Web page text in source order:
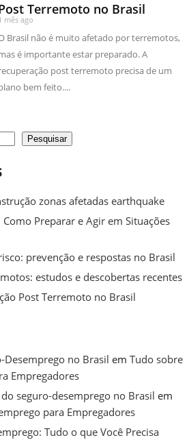
Terremoto no Brasil
mês ago
Brasil não é muito afetado por terremotos,
é importante estar preparado. A
post terremoto precisa de um
bem feito....
Pesquisar
zonas afetadas earthquake
Preparar e Agir em Situações
prevenção e respostas no Brasil
estudos e descobertas recentes
Post Terremoto no Brasil
Desemprego no Brasil em Tudo sobre
Empregadores
seguro-desemprego no Brasil em
para Empregadores
Tudo o que Você Precisa